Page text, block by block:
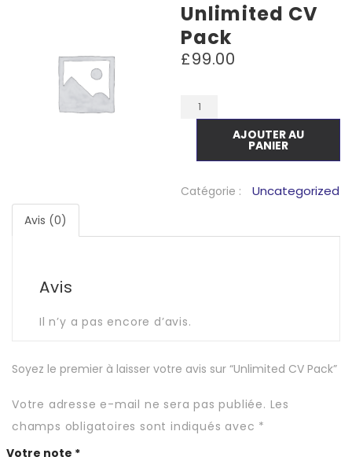
Unlimited CV
Pack
£99.00
AJOUTER AU
PANIER
Catégorie : Uncategorized
Avis (0)
Avis
Il n’y a pas encore d’avis.
Soyez le premier à laisser votre avis sur “Unlimited CV Pack”
Votre adresse e-mail ne sera pas publiée. Les
champs obligatoires sont indiqués avec *
Votre note *